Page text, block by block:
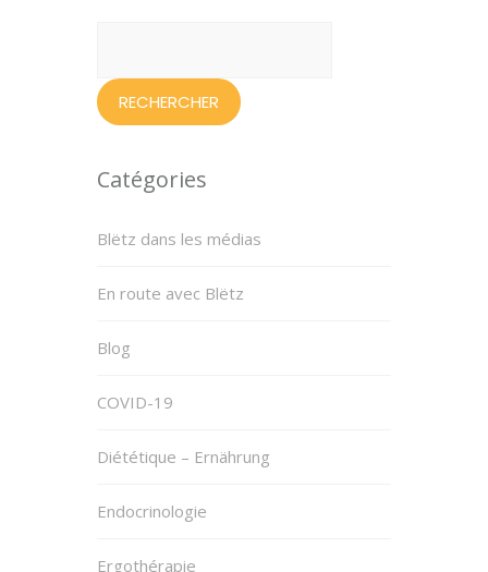
Catégories
Blëtz dans les médias
En route avec Blëtz
Blog
COVID-19
Diététique – Ernährung
Endocrinologie
Ergothérapie